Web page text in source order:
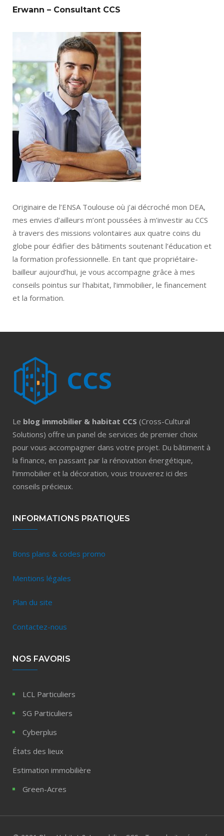
Erwann – Consultant CCS
Originaire de l’ENSA Toulouse où j’ai décroché mon DEA,
mes envies d’ailleurs m’ont poussées à m’investir au CCS
à travers des missions volontaires aux quatre coins du
globe pour édifier des bâtiments soutenant l’éducation et
la formation professionnelle. En tant que propriétaire-
bailleur aujourd’hui, je vous accompagne grâce à mes
conseils pointus sur l’habitat, l’immobilier, le financement
et la formation.
Le blog immobilier & habitat CCS (Cross-Cultural
Solutions) offre un panel de services de premier choix
pour vous accompagner dans votre projet. Du bâtiment à
la finance, en passant par la rénovation énergétique,
l’immobilier et la décoration, vous trouverez ici des
conseils précieux.
INFORMATIONS PRATIQUES
Bons plans & codes promo
Mentions légales
Plan du site
Contactez-nous
NOS FAVORIS
LCL Particuliers
SG Particuliers
Cyberplus
États des lieux
Estimation immobilière
Green-Acres